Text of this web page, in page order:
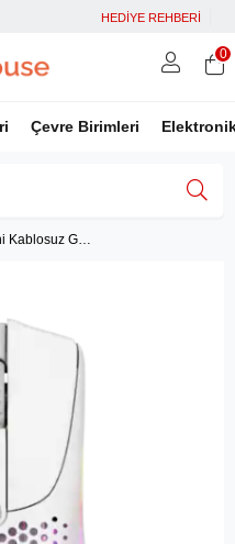
HEDİYE REHBERİ
Çevre Birimleri
0
Glorious Model O 2 Mini Kablosuz Gaming Mouse - Mat Beyaz (GLO-MS-OMWV2-MW)